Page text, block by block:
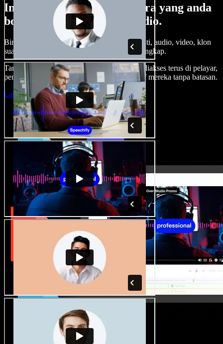
Ini hanya sebahagian perkara yang anda
boleh buat di Speechify Studio.
Bina suara latar, tambah imej stok tanpa royalti, audio, video, klon
suara anda, untuk projek audio video yang lengkap.
Tanpa keluk pembelajaran dan semua boleh diakses terus di pelayar,
pencipta boleh realisasikan segala idea kreatif mereka tanpa batasan.
Lancarkan Studio